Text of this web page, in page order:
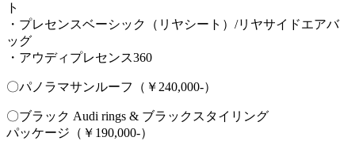
ト
・プレセンスベーシック（リヤシート）/リヤサイドエアバ
ッグ
・アウディプレセンス360
〇パノラマサンルーフ（￥240,000-）
〇ブラック Audi rings & ブラックスタイリング
パッケージ（￥190,000-）